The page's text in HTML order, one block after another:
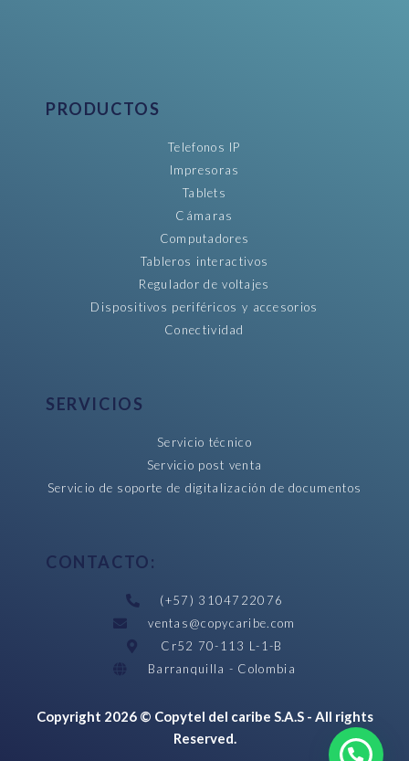
PRODUCTOS
Telefonos IP
Impresoras
Tablets
Cámaras
Computadores
Tableros interactivos
Regulador de voltajes
Dispositivos periféricos y accesorios
Conectividad
SERVICIOS
Servicio técnico
Servicio post venta
Servicio de soporte de digitalización de documentos
CONTACTO:
(+57) 3104722076
ventas@copycaribe.com
Cr52 70-113 L-1-B
Barranquilla - Colombia
Copyright 2026 © Copytel del caribe S.A.S - All rights
Reserved.